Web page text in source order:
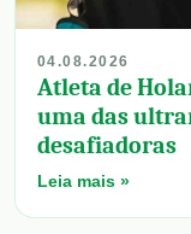
04.08.2026
Atleta de
uma das
desafiadoras
Leia mais »